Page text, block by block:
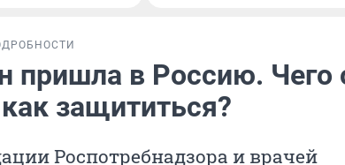
пришла в Россию. Чего
защититься?
Роспотребнадзора и врачей